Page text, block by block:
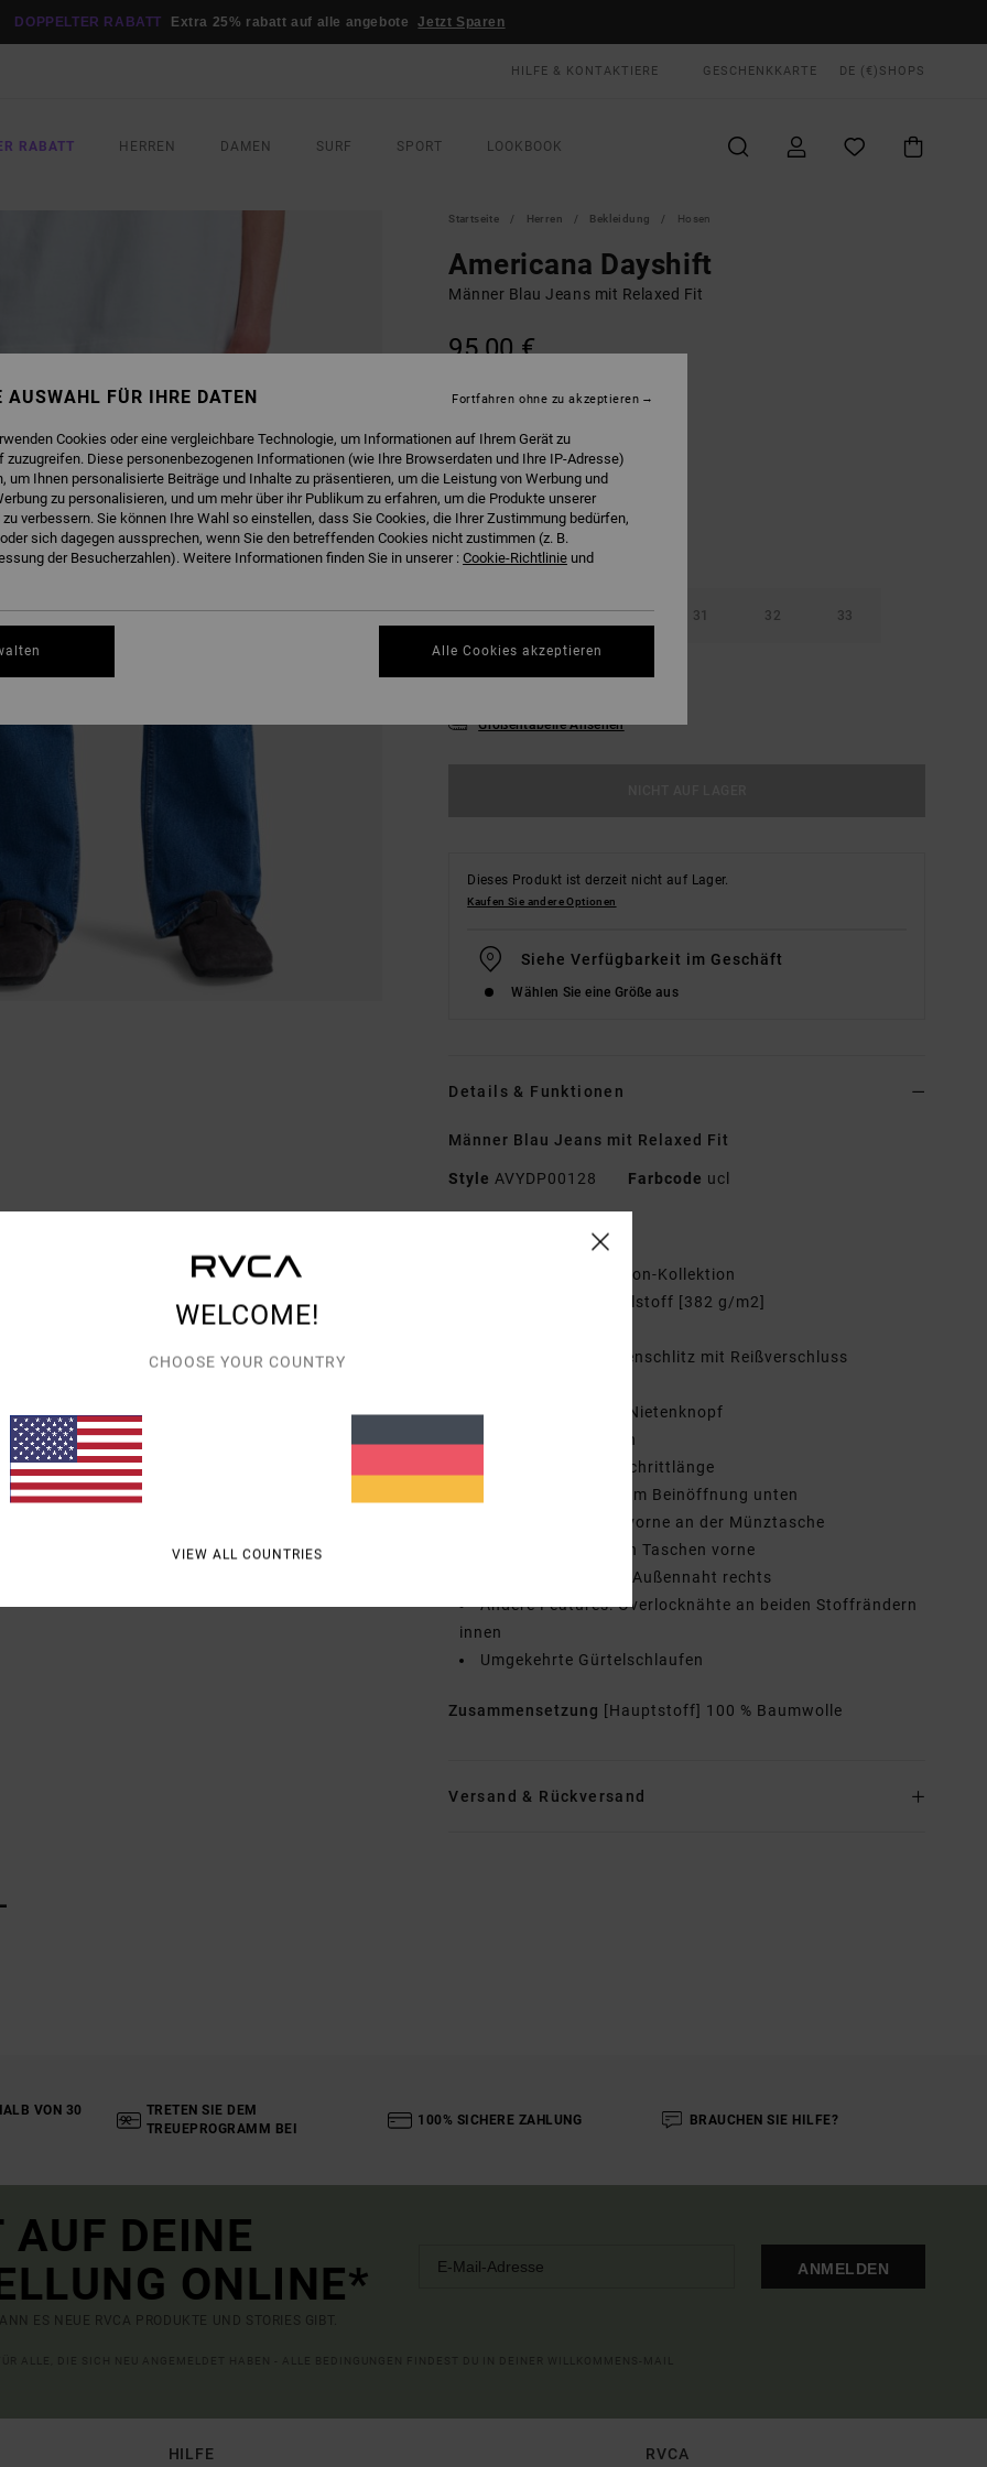
DOPPELTER RABATT Extra 25% rabatt auf alle angebote Jetzt Sparen
HILFE & KONTAKTIERE GESCHENKKARTE DE (€) SHOPS
RABATT HERREN DAMEN SURF SPORT LOOKBOOK
Startseite Herren Bekleidung Hosen
Americana Dayshift
Männer Blau Jeans mit Relaxed Fit
95,00 €
FARBEBlue Collar
28 29 30 31 32 33
Größentabelle Ansehen
Dieses Produkt ist derzeit nicht auf Lager.
Kaufen Sie andere Optionen
Siehe Verfügbarkeit im Geschäft
Wählen Sie eine Größe aus
Details & Funktionen
Männer Blau Jeans mit Relaxed Fit
Style AVYDP00128 Farbcode ucl
Recession-Kollektion
Baumwollstoff [382 g/m2]
Hosenschlitz mit Reißverschluss
Verschluss:
RVCA-Nietenknopf
Taschen:
5 Taschen
30 "Schrittlänge
Beinöffnung: 45,7 cm Beinöffnung unten
RVCA-Label vorne an der Münztasche
RVCA-Nieten an den Taschen vorne
VA-Stickerei an der Außennaht rechts
Andere Features: Overlocknähte an beiden Stoffrändern
innen
Umgekehrte Gürtelschlaufen
Zusammensetzung [Hauptstoff] 100 % Baumwolle
Versand & Rückversand
VON 30
TRETEN SIE DEM
TREUEPROGRAMM BEI
100% SICHERE ZAHLUNG BRAUCHEN SIE HILFE?
DEINE
ONLINE*
ES NEUE RVCA PRODUKTE UND STORIES GIBT.
ANMELDEN
HILFE RVCA
WELCOME!
CHOOSE YOUR COUNTRY
VIEW ALL COUNTRIES
AUSWAHL FÜR IHRE DATEN
Cookies oder eine vergleichbare Technologie, um Informationen auf Ihrem Gerät zu
Diese personenbezogenen Informationen (wie Ihre Browserdaten und Ihre IP-Adresse)
um Ihnen personalisierte Beiträge und Inhalte zu präsentieren, um die Leistung von Werbung und
zu personalisieren, und um mehr über ihr Publikum zu erfahren, um die Produkte unserer
verbessern. Sie können Ihre Wahl so einstellen, dass Sie Cookies, die Ihrer Zustimmung bedürfen,
sich dagegen aussprechen, wenn Sie den betreffenden Cookies nicht zustimmen (z. B.
der Besucherzahlen). Weitere Informationen finden Sie in unserer : Cookie-Richtlinie und
Fortfahren ohne zu akzeptieren
Alle Cookies akzeptieren